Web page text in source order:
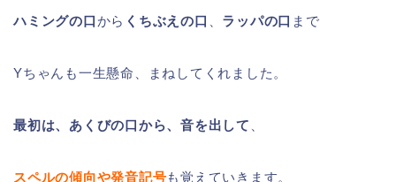
ハミングの口から くちぶえの口 ラッパの口 まで
Yちゃんも一生懸命、まねしてくれました。
最初は、あくびの口から、音を出して
スペルの傾向や発音記号も覚えていきます。